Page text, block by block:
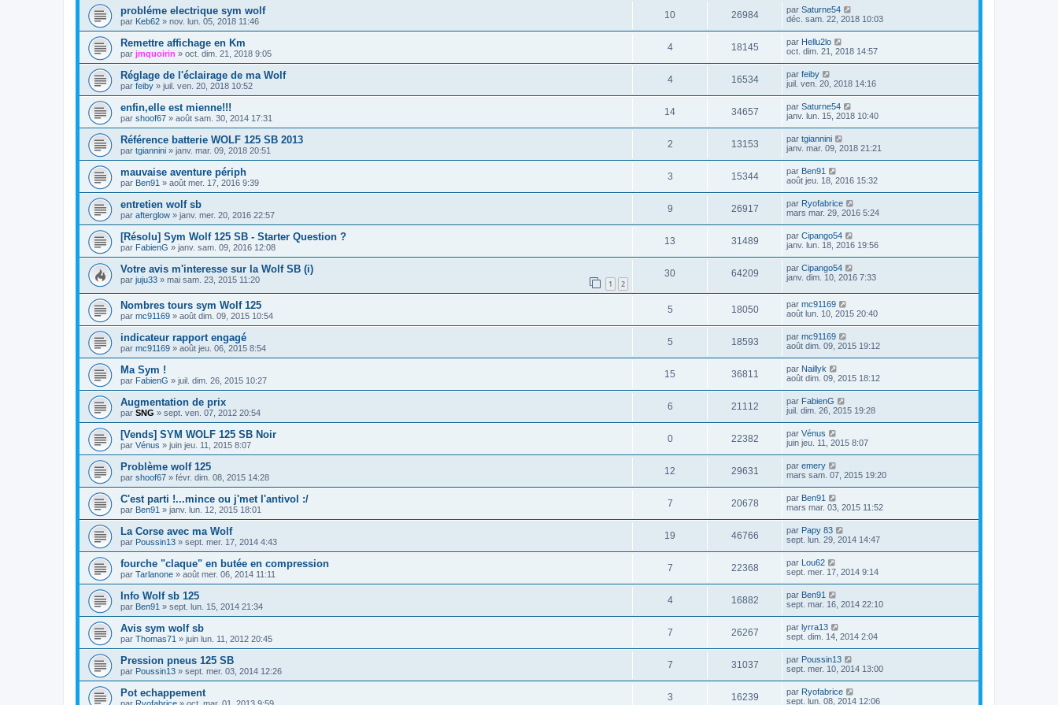
probléme electrique sym wolf
par Keb62 » nov. lun. 05, 2018 11:46
10 26984 par Saturne54
déc. sam. 22, 2018 10:03
Remettre affichage en Km
par jmquoirin » oct. dim. 21, 2018 9:05
4 18145 par Hellu2lo
oct. dim. 21, 2018 14:57
Réglage de l'éclairage de ma Wolf
par feiby » juil. ven. 20, 2018 10:52
4 16534 par feiby
juil. ven. 20, 2018 14:16
enfin,elle est mienne!!!
par shoof67 » août sam. 30, 2014 17:31
14 34657 par Saturne54
janv. lun. 15, 2018 10:40
Référence batterie WOLF 125 SB 2013
par tgiannini » janv. mar. 09, 2018 20:51
2 13153 par tgiannini
janv. mar. 09, 2018 21:21
mauvaise aventure périph
par Ben91 » août mer. 17, 2016 9:39
3 15344 par Ben91
août jeu. 18, 2016 15:32
entretien wolf sb
par afterglow » janv. mer. 20, 2016 22:57
9 26917 par Ryofabrice
mars mar. 29, 2016 5:24
[Résolu] Sym Wolf 125 SB - Starter Question ?
par FabienG » janv. sam. 09, 2016 12:08
13 31489 par Cipango54
janv. lun. 18, 2016 19:56
Votre avis m'interesse sur la Wolf SB (i)
par juju33 » mai sam. 23, 2015 11:20 1 2
30 64209 par Cipango54
janv. dim. 10, 2016 7:33
Nombres tours sym Wolf 125
par mc91169 » août dim. 09, 2015 10:54
5 18050 par mc91169
août lun. 10, 2015 20:40
indicateur rapport engagé
par mc91169 » août jeu. 06, 2015 8:54
5 18593 par mc91169
août dim. 09, 2015 19:12
Ma Sym !
par FabienG » juil. dim. 26, 2015 10:27
15 36811 par Naillyk
août dim. 09, 2015 18:12
Augmentation de prix
par SNG » sept. ven. 07, 2012 20:54
6 21112 par FabienG
juil. dim. 26, 2015 19:28
[Vends] SYM WOLF 125 SB Noir
par Vénus » juin jeu. 11, 2015 8:07
0 22382 par Vénus
juin jeu. 11, 2015 8:07
Problème wolf 125
par shoof67 » févr. dim. 08, 2015 14:28
12 29631 par emery
mars sam. 07, 2015 19:20
C'est parti !...mince ou j'met l'antivol :/
par Ben91 » janv. lun. 12, 2015 18:01
7 20678 par Ben91
mars mar. 03, 2015 11:52
La Corse avec ma Wolf
par Poussin13 » sept. mer. 17, 2014 4:43
19 46766 par Papy 83
sept. lun. 29, 2014 14:47
fourche "claque" en butée en compression
par Tarlanone » août mer. 06, 2014 11:11
7 22368 par Lou62
sept. mer. 17, 2014 9:14
Info Wolf sb 125
par Ben91 » sept. lun. 15, 2014 21:34
4 16882 par Ben91
sept. mar. 16, 2014 22:10
Avis sym wolf sb
par Thomas71 » juin lun. 11, 2012 20:45
7 26267 par lyrra13
sept. dim. 14, 2014 2:04
Pression pneus 125 SB
par Poussin13 » sept. mer. 03, 2014 12:26
7 31037 par Poussin13
sept. mer. 10, 2014 13:00
Pot echappement 3 16239 par Ryofabrice
sept. lun. 08, 2014 12:06